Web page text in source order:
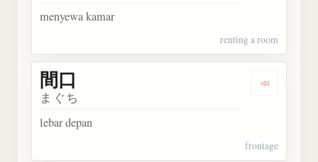
menyewa kamar
renting a room
Dengarkan
間口
まぐち
lebar depan
frontage